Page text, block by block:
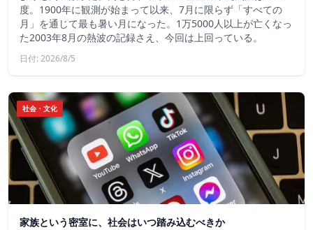
度。1900年に観測が始まって以来、7月に限らず「すべての
月」を通じて最も暑い月になった。1万5000人以上が亡くなっ
た2003年8月の熱波の記録さえ、今回は上回っている。
日付: 2026/8/5
社会・文化
家族という密室に、社会はいつ踏み込むべきか